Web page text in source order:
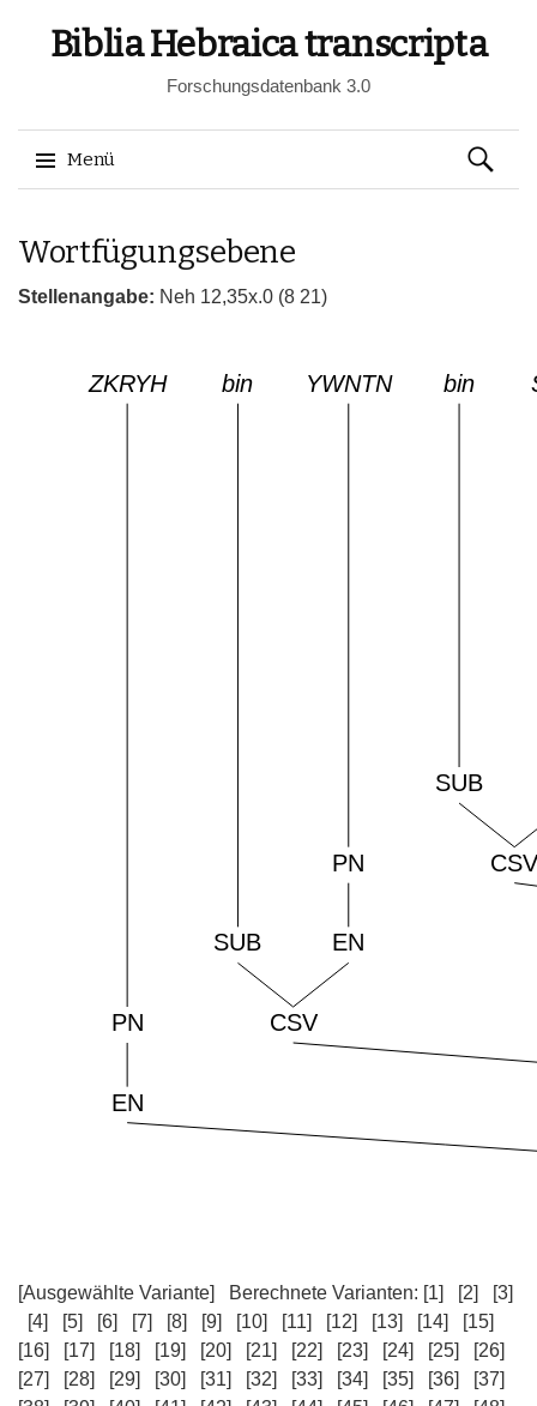
Biblia Hebraica transcripta
Forschungsdatenbank 3.0
Menü
zum
Suchen
nach:
Wortfügungsebene
Stellenangabe: Neh 12,35x.0 (8 21)
[Ausgewählte Variante] Berechnete Varianten: [1] [2]
[3]
[4]
[5] [6] [7] [8] [9] [10] [11] [12] [13] [14]
[15]
[16]
[17] [18] [19] [20] [21] [22] [23] [24] [25]
[26]
[27]
[28] [29] [30] [31] [32] [33] [34] [35] [36]
[37]